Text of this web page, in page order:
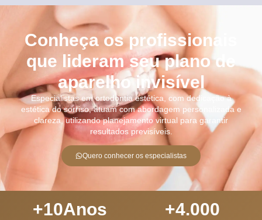
Conheça os profissionais
que lideram seu plano de
aparelho invisível
Especialistas em ortodontia estética, com dedicação à
estética do sorriso, atuam com abordagem personalizada e
clareza, utilizando planejamento virtual para garantir
resultados previsíveis.
Quero conhecer os especialistas
+10Anos +4.000